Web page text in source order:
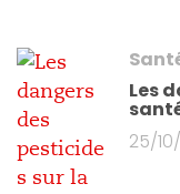
Les
25/